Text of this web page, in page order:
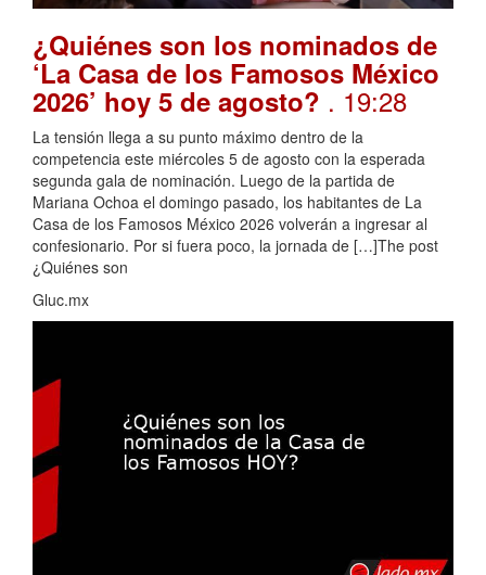
¿Quiénes son los nominados de
‘La Casa de los Famosos México
2026’ hoy 5 de agosto? . 19:28
La tensión llega a su punto máximo dentro de la
competencia este miércoles 5 de agosto con la esperada
segunda gala de nominación. Luego de la partida de
Mariana Ochoa el domingo pasado, los habitantes de La
Casa de los Famosos México 2026 volverán a ingresar al
confesionario. Por si fuera poco, la jornada de […]The post
¿Quiénes son
Gluc.mx